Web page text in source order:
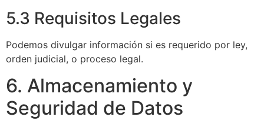
5.3 Requisitos Legales
Podemos divulgar información si es requerido por ley,
orden judicial, o proceso legal.
6. Almacenamiento y
Seguridad de Datos